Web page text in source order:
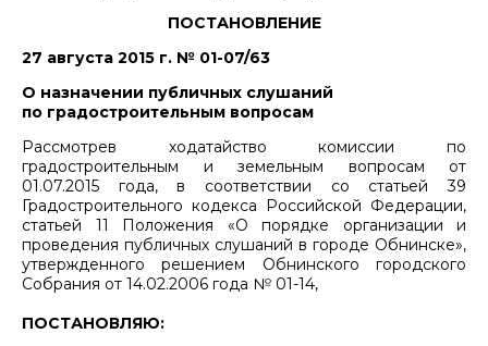
ПОСТАНОВЛЕНИЕ
27 августа 2015 г. № 01-07/63
О назначении публичных слушаний
по градостроительным вопросам
Рассмотрев ходатайство комиссии по
градостроительным и земельным вопросам от
01.07.2015 года, в соответствии со статьей 39
Градостроительного кодекса Российской Федерации,
статьей 11 Положения «О порядке организации и
проведения публичных слушаний в городе Обнинске»,
утвержденного решением Обнинского городского
Собрания от 14.02.2006 года № 01-14,
ПОСТАНОВЛЯЮ: